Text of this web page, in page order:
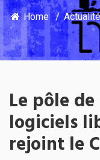
Home
Le pôle
logiciels
rejoint le